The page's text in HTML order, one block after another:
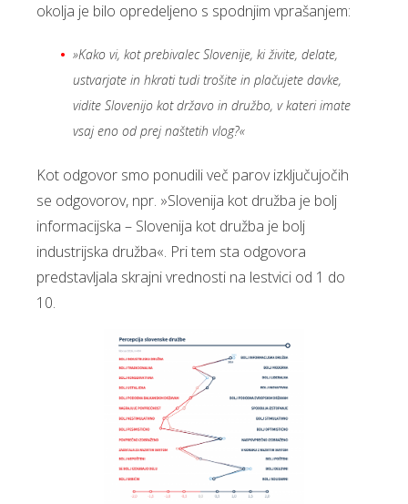
okolja je bilo opredeljeno s spodnjim vprašanjem:
»Kako vi, kot prebivalec Slovenije, ki živite, delate,
ustvarjate in hkrati tudi trošite in plačujete davke,
vidite Slovenijo kot državo in družbo, v kateri imate
vsaj eno od prej naštetih vlog?«
Kot odgovor smo ponudili več parov izključujočih
se odgovorov, npr. »Slovenija kot družba je bolj
informacijska – Slovenija kot družba je bolj
industrijska družba«. Pri tem sta odgovora
predstavljala skrajni vrednosti na lestvici od 1 do
10.